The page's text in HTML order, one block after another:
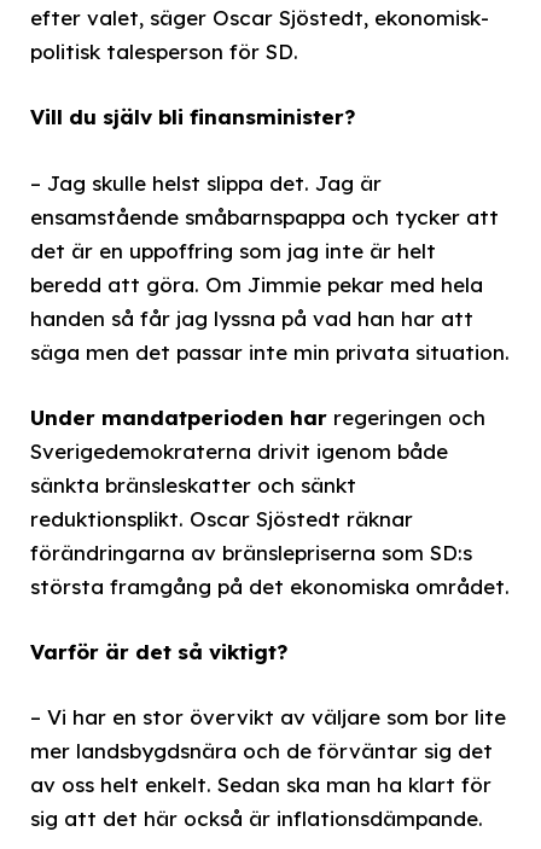
efter valet, säger Oscar Sjöstedt, ekonomisk-
politisk talesperson för SD.
Vill du själv bli finansminister?
– Jag skulle helst slippa det. Jag är
ensamstående småbarnspappa och tycker att
det är en uppoffring som jag inte är helt
beredd att göra. Om Jimmie pekar med hela
handen så får jag lyssna på vad han har att
säga men det passar inte min privata situation.
Under mandatperioden har regeringen och
Sverigedemokraterna drivit igenom både
sänkta bränsleskatter och sänkt
reduktionsplikt. Oscar Sjöstedt räknar
förändringarna av bränslepriserna som SD:s
största framgång på det ekonomiska området.
Varför är det så viktigt?
– Vi har en stor övervikt av väljare som bor lite
mer landsbygdsnära och de förväntar sig det
av oss helt enkelt. Sedan ska man ha klart för
sig att det här också är inflationsdämpande.